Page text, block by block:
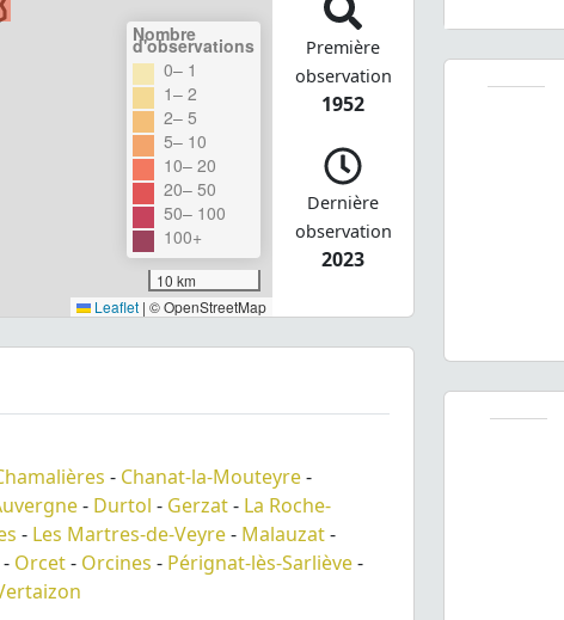
Nombre
d'observations
0– 1
1– 2
2– 5
5– 10
10– 20
20– 50
50– 100
100+
10 km
Leaflet | © OpenStreetMap
Première
observation
1952
Dernière
observation
2023
- Chanat-la-Mouteyre-
- Durtol - Gerzat- La Roche-
- Les Martres-de-Veyre- Malauzat-
- Orcet- Orcines - Pérignat-lès-Sarliève-